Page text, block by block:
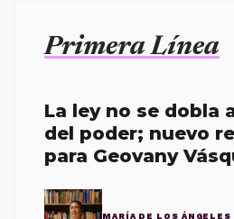
Primera Línea
La ley no se dobla
del poder; nuevo
para Geovany
MARÍA DE LOS ÁNGELES